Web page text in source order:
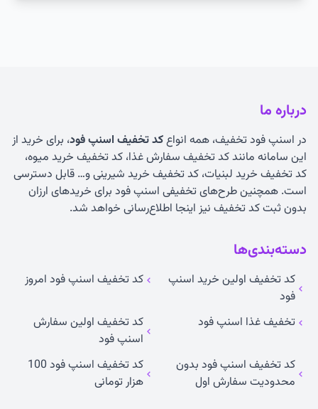
درباره ما
در اسنپ فود تخفیف، همه انواعکد تخفیف اسنپ فود، برای خرید از
این سامانه مانند کد تخفیف سفارش غذا، کد تخفیف خرید میوه،
کد تخفیف خرید لبنیات، کد تخفیف خرید شیرینی و… قابل دسترسی
است. همچنین طرح‌های تخفیفی اسنپ فود برای خریدهای ارزان
بدون ثبت کد تخفیف نیز اینجا اطلاع‌رسانی خواهد شد.
دسته‌بندی‌ها
کد تخفیف اولین خرید اسنپ
فود
کد تخفیف اسنپ فود امروز
تخفیف غذا اسنپ فود
کد تخفیف اولین سفارش
اسنپ فود
کد تخفیف اسنپ فود بدون
محدودیت سفارش اول
کد تخفیف اسنپ فود 100
هزار تومانی